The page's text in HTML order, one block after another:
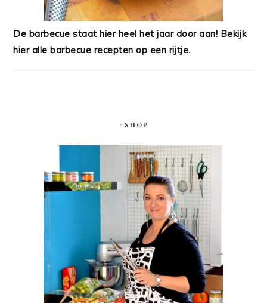
De barbecue staat hier heel het jaar door aan! Bekijk
hier alle barbecue recepten op een rijtje.
#SHOP